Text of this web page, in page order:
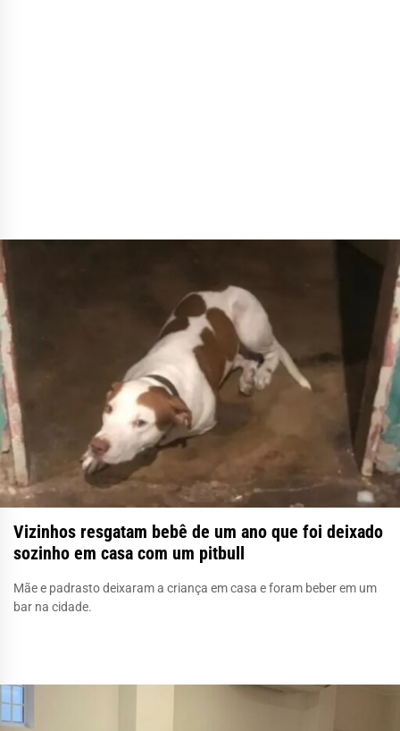
Vizinhos resgatam bebê de um ano que foi deixado
sozinho em casa com um pitbull
Mãe e padrasto deixaram a criança em casa e foram beber em um
bar na cidade.